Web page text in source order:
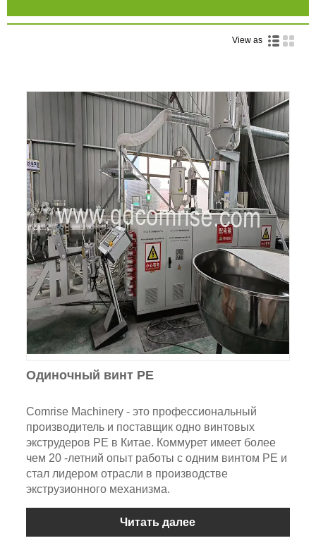
View as
Одиночный винт PE
Comrise Machinery - это профессиональный
производитель и поставщик одно винтовых
экструдеров PE в Китае. Коммурет имеет более
чем 20 -летний опыт работы с одним винтом PE и
стал лидером отрасли в производстве
экструзионного механизма.
Читать далее